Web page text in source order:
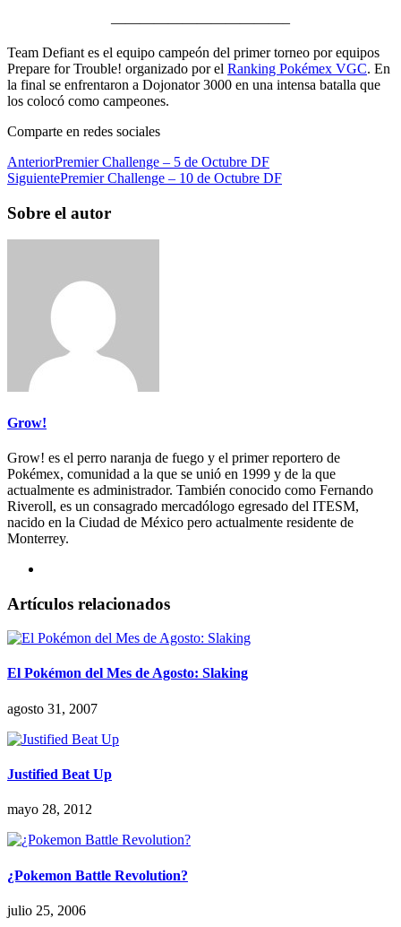
————————————–
Team Defiant es el equipo campeón del primer torneo por equipos
Prepare for Trouble! organizado por el Ranking Pokémex VGC. En
la final se enfrentaron a Dojonator 3000 en una intensa batalla que
los colocó como campeones.
Comparte en redes sociales
AnteriorPremier Challenge – 5 de Octubre DF
SiguientePremier Challenge – 10 de Octubre DF
Sobre el autor
Grow!
Grow! es el perro naranja de fuego y el primer reportero de
Pokémex, comunidad a la que se unió en 1999 y de la que
actualmente es administrador. También conocido como Fernando
Riveroll, es un consagrado mercadólogo egresado del ITESM,
nacido en la Ciudad de México pero actualmente residente de
Monterrey.
Artículos relacionados
El Pokémon del Mes de Agosto: Slaking
agosto 31, 2007
Justified Beat Up
mayo 28, 2012
¿Pokemon Battle Revolution?
julio 25, 2006